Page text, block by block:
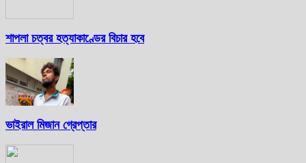
শাপলা চত্বর হত্যাকাণ্ডের বিচার হবে
ভাইরাল মিজান গ্রেপ্তার